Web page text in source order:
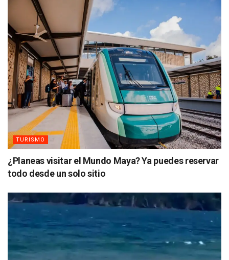
TURISMO
¿Planeas visitar el Mundo Maya? Ya puedes reservar
todo desde un solo sitio